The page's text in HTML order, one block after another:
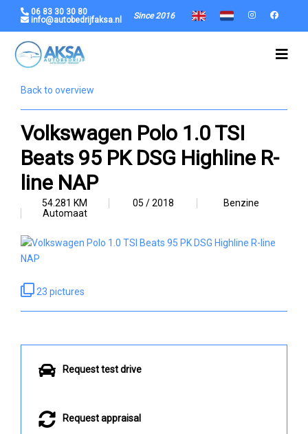
06 83 30 30 80
info@autobedrijfaksa.nl
Since 2016
Back to overview
Volkswagen Polo 1.0 TSI
Beats 95 PK DSG Highline R-
line NAP
54.281 KM 05 / 2018
Benzine
Automaat
23 pictures
Request test drive
Request appraisal